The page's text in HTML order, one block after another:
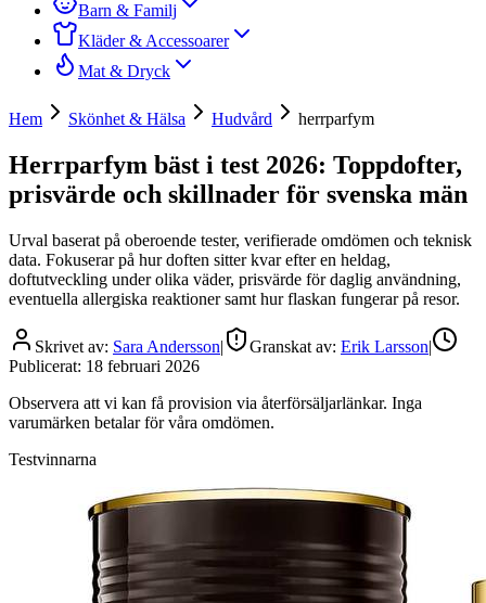
Barn & Familj
Kläder & Accessoarer
Mat & Dryck
Hem Skönhet & Hälsa Hudvård herrparfym
Herrparfym bäst i test 2026: Toppdofter,
prisvärde och skillnader för svenska män
Urval baserat på oberoende tester, verifierade omdömen och teknisk
data. Fokuserar på hur doften sitter kvar efter en heldag,
doftutveckling under olika väder, prisvärde för daglig användning,
eventuella allergiska reaktioner samt hur flaskan fungerar på resor.
Skrivet av: Sara Andersson| Granskat av: Erik Larsson|
Publicerat: 18 februari 2026
Observera att vi kan få provision via återförsäljarlänkar. Inga
varumärken betalar för våra omdömen.
Testvinnarna